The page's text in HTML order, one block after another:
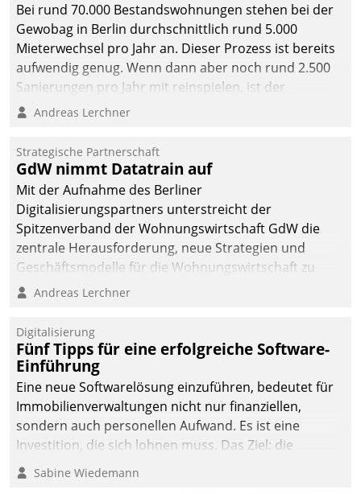
Bei rund 70.000 Bestandswohnungen stehen bei der
Gewobag in Berlin durchschnittlich rund 5.000
Mieterwechsel pro Jahr an. Dieser Prozess ist bereits
aufwendig genug. Wenn dann aber noch rund 2.500
Sanierungen pro Jahr mit reinspielen, ist der
Betreuungs- und Organisationsaufwand immens. Im
kommunale Wohnungsbauunternehmen daher
gemeinsam mit der Berliner Datatrain GmbH den
Teilprozess der Objektsanierung digitalisiert.
Andreas Lerchner
Strategische Partnerschaft
GdW nimmt Datatrain auf
Mit der Aufnahme des Berliner
Digitalisierungspartners unterstreicht der
Spitzenverband der Wohnungswirtschaft GdW die
zentrale Herausforderung, neue Strategien und
Geschäftsmodelle für die Wohnungswirtschaft zu
entwickeln.
Andreas Lerchner
Digitalisierung
Fünf Tipps für eine erfolgreiche Software-
Einführung
Eine neue Softwarelösung einzuführen, bedeutet für
Immobilienverwaltungen nicht nur finanziellen,
sondern auch personellen Aufwand. Es ist eine
Investition, die sich lohnen muss. Das Ziel: die
nachhaltige Optimierung der Geschäftsabläufe. Damit
dieses Ziel erreicht wird, sollten einige Grundregeln
Sabine Wiedemann